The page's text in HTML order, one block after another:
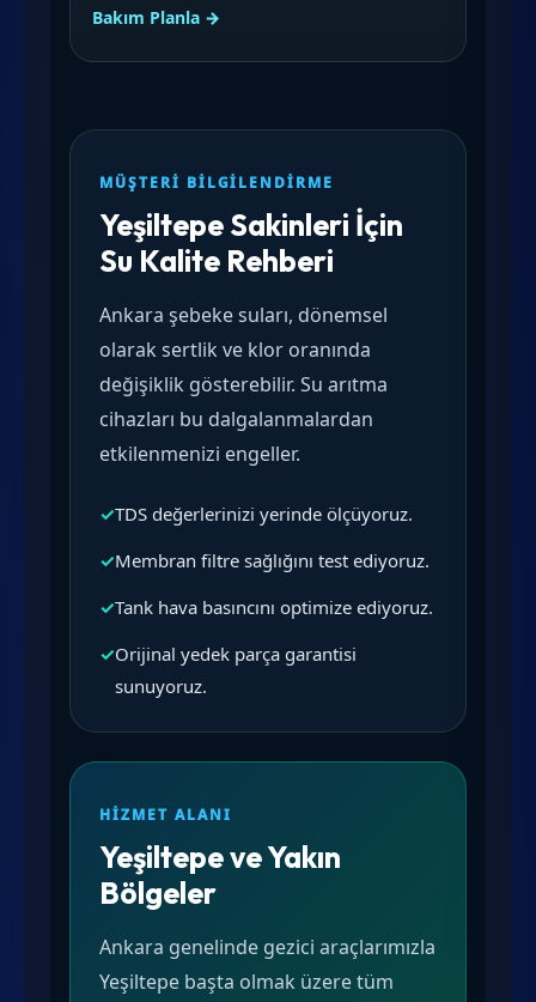
Bakım Planla →
MÜŞTERI BILGILENDIRME
Yeşiltepe Sakinleri İçin
Su Kalite Rehberi
Ankara şebeke suları, dönemsel
olarak sertlik ve klor oranında
değişiklik gösterebilir. Su arıtma
cihazları bu dalgalanmalardan
etkilenmenizi engeller.
✓TDS değerlerinizi yerinde ölçüyoruz.
✓Membran filtre sağlığını test ediyoruz.
✓Tank hava basıncını optimize ediyoruz.
✓Orijinal yedek parça garantisi
sunuyoruz.
HIZMET ALANI
Yeşiltepe ve Yakın
Bölgeler
Ankara genelinde gezici araçlarımızla
Yeşiltepe başta olmak üzere tüm